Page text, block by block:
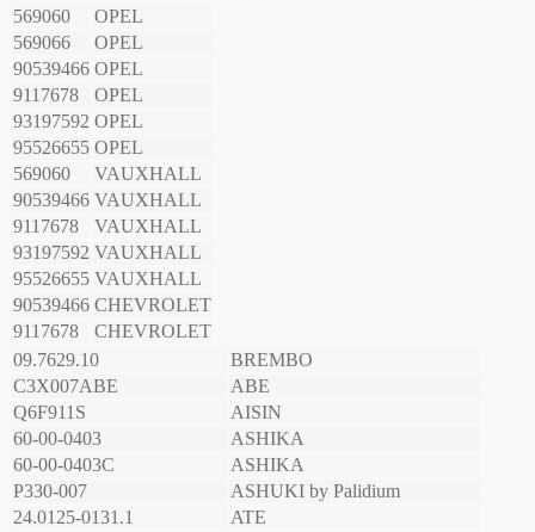
569060
OPEL
569066
OPEL
90539466 OPEL
9117678
OPEL
93197592 OPEL
95526655 OPEL
569060
VAUXHALL
90539466 VAUXHALL
9117678
VAUXHALL
93197592 VAUXHALL
95526655 VAUXHALL
90539466 CHEVROLET
9117678
CHEVROLET
09.7629.10
BREMBO
C3X007ABE
ABE
Q6F911S
AISIN
60-00-0403
ASHIKA
60-00-0403C
ASHIKA
P330-007
ASHUKI by Palidium
24.0125-0131.1
ATE